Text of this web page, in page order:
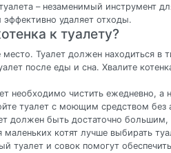
– незаменимый инструмент
удаляет отходы.
к туалету?
Туалет должен находиться
после еды и сна. Хвалите
необходимо чистить ежедневно, а
туалет с моющим средством без
должен быть достаточно большим,
маленьких котят лучше выбирать
туалет и совок помогут